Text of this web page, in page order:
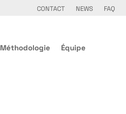
CONTACT NEWS FAQ
Méthodologie Équipe